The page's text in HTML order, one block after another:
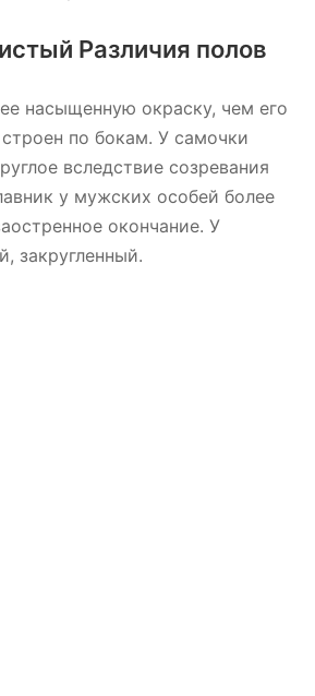
Различия полов
насыщенную окраску, чем его
по бокам. У самочки
вследствие созревания
у мужских особей более
окончание. У
закругленный.